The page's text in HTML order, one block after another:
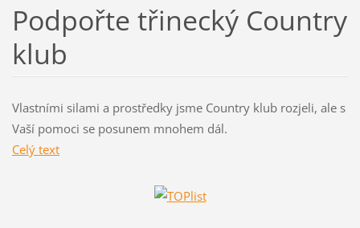
Podpořte třinecký Country
klub
Vlastními silami a prostředky jsme Country klub rozjeli, ale s
Vaší pomoci se posunem mnohem dál.
Celý text